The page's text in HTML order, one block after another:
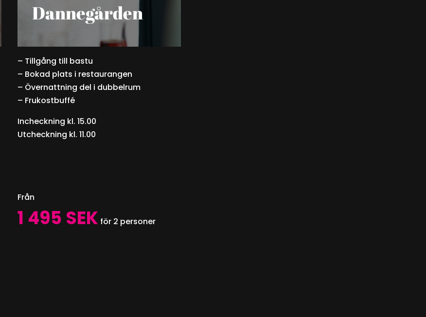
Dannegården
– Tillgång till bastu
– Bokad plats i restaurangen
– Övernattning del i dubbelrum
– Frukostbuffé
Incheckning kl. 15.00
Utcheckning kl. 11.00
Från
1 495 SEK för 2 personer